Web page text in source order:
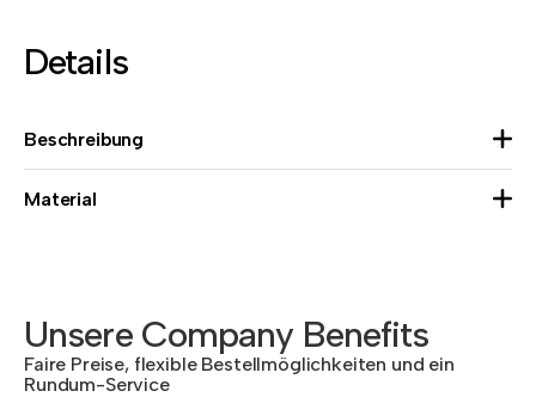
Details
Beschreibung
Material
Unsere Company Benefits
Faire Preise, flexible Bestellmöglichkeiten und ein
Rundum-Service